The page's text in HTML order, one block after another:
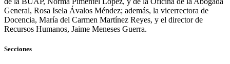
General, Rosa Isela Ávalos Méndez; además, la vicerrectora de
Docencia, María del Carmen Martínez Reyes, y el director de
Recursos Humanos, Jaime Meneses Guerra.
Secciones